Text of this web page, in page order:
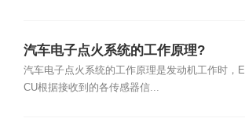
汽车电子点火系统的工作原理?
汽车电子点火系统的工作原理是发动机工作时，E
CU根据接收到的各传感器信...